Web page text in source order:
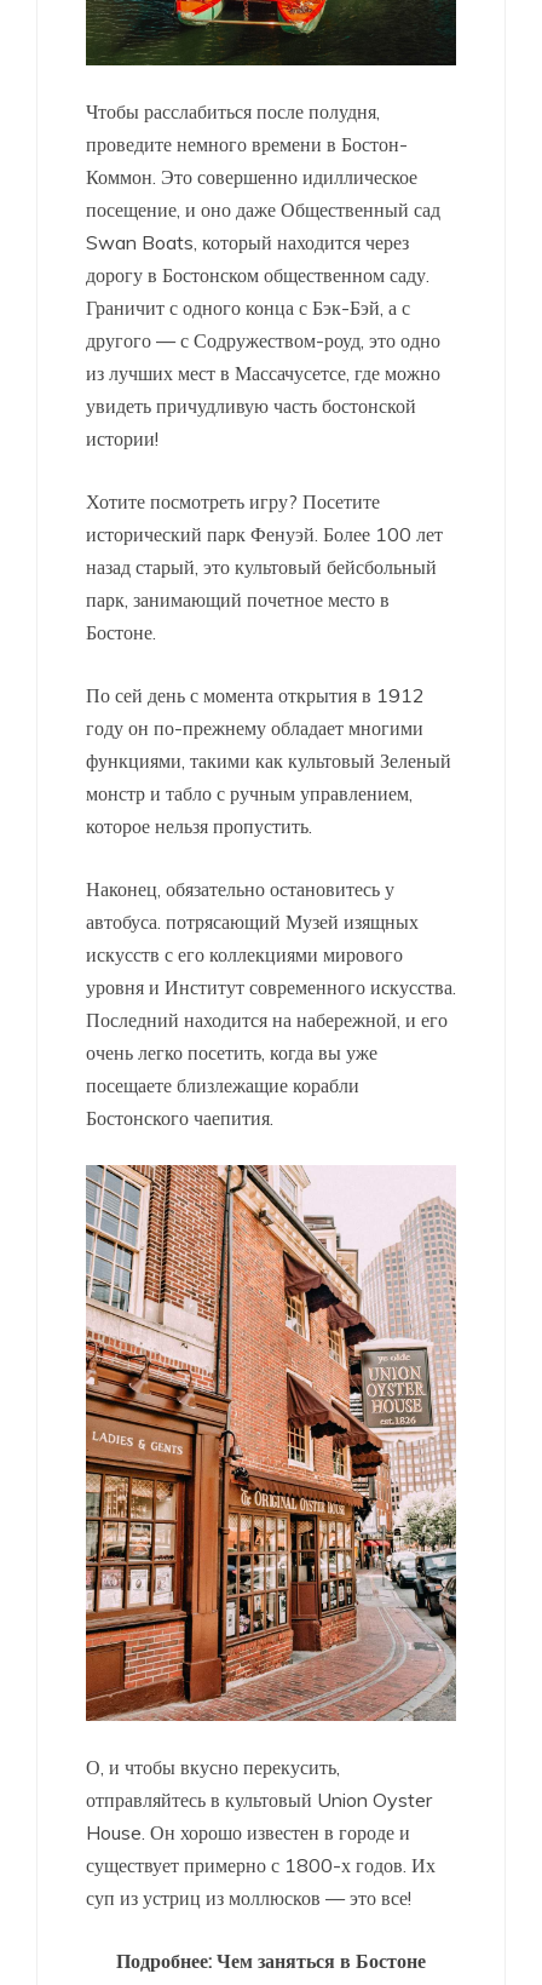
Чтобы расслабиться после полудня,
проведите немного времени в Бостон-
Коммон. Это совершенно идиллическое
посещение, и оно даже Общественный сад
Swan Boats, который находится через
дорогу в Бостонском общественном саду.
Граничит с одного конца с Бэк-Бэй, а с
другого — с Содружеством-роуд, это одно
из лучших мест в Массачусетсе, где можно
увидеть причудливую часть бостонской
истории!
Хотите посмотреть игру? Посетите
исторический парк Фенуэй. Более 100 лет
назад старый, это культовый бейсбольный
парк, занимающий почетное место в
Бостоне.
По сей день с момента открытия в 1912
году он по-прежнему обладает многими
функциями, такими как культовый Зеленый
монстр и табло с ручным управлением,
которое нельзя пропустить.
Наконец, обязательно остановитесь у
автобуса. потрясающий Музей изящных
искусств с его коллекциями мирового
уровня и Институт современного искусства.
Последний находится на набережной, и его
очень легко посетить, когда вы уже
посещаете близлежащие корабли
Бостонского чаепития.
О, и чтобы вкусно перекусить,
отправляйтесь в культовый Union Oyster
House. Он хорошо известен в городе и
существует примерно с 1800-х годов. Их
суп из устриц из моллюсков — это все!
Подробнее: Чем заняться в Бостоне